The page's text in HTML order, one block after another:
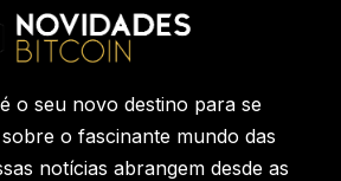
o seu novo destino para se
o fascinante mundo das
notícias abrangem desde as